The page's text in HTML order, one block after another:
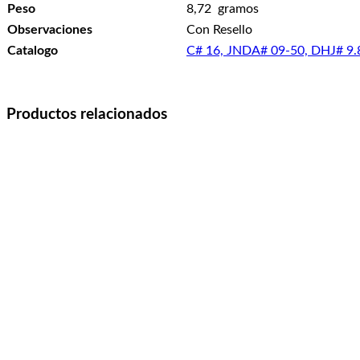
Peso
8,72 gramos
Observaciones
Con Resello
Catalogo
C# 16, JNDA# 09-50, DHJ#
Productos relacionados